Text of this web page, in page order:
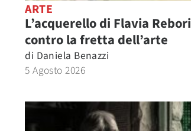
ARTE
L’acquerello di Flavia Rebori
contro la fretta dell’arte
di Daniela Benazzi
5 Agosto 2026